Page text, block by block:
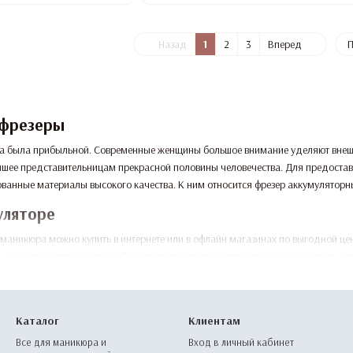
была прибыльной. Современные женщины большое внимание уделяют
представительницам прекрасной половины человечества. Для
материалы высокого качества. К ним относится фрезер
можно купить в интернете или в офлайн магазинах по выгодной
с аккумулятором?
вращающейся насадкой. При правильном использовании
инфицирования также снижается, так как фрезой сложно нанеси
Назад 1 2 3 Вперед
Каталог
Все для маникюра и
Клиентам
Вход в личный кабинет